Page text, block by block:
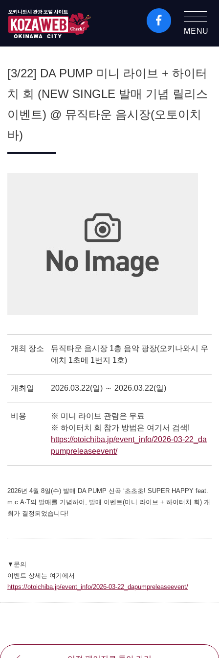
오키나와시 관광 포털
MENU
[3/22] DA PUMP 미니 라이브 + 하이터
치 회 (NEW SINGLE 발매 기념 릴리스
이벤트) @ 뮤직타운 음시장(오토이치
바)
개최 장소
뮤직타운 음시장 1층 음악 광장(오키나와시 우
에치 1초메 1번지 1호)
개최일 2026.03.22(일) ～ 2026.03.22(일)
비용
※ 미니 라이브 관람은 무료
※ 하이터치 회 참가 방법은 여기서 검색!
https://otoichiba.jp/event_info/2026-03-22_da
pumpreleaseevent/
2026년 4월 8일(수) 발매 DA PUMP 신곡 ‘초초초! SUPER HAPPY feat.
m.c.A·T의 발매를 기념하여, 발매 이벤트(미니 라이브 + 하이터치 회) 개
최가 결정되었습니다!
▼문의
이벤트 상세는 여기에서
https://otoichiba.jp/event_info/2026-03-22_dapumpreleaseevent/